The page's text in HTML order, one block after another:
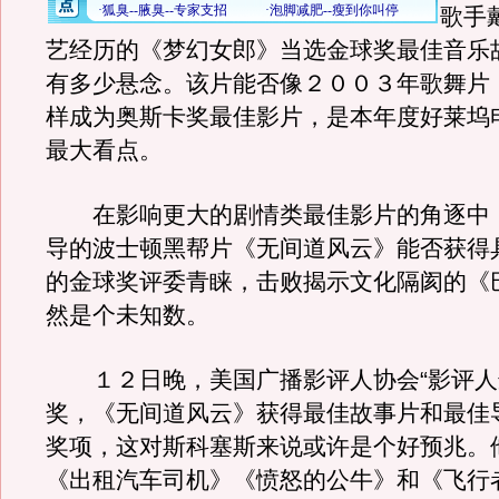
歌手
艺经历的《梦幻女郎》当选金球奖最佳音乐
有多少悬念。该片能否像２００３年歌舞片
样成为奥斯卡奖最佳影片，是本年度好莱坞
最大看点。
在影响更大的剧情类最佳影片的角逐中
导的波士顿黑帮片《无间道风云》能否获得
的金球奖评委青睐，击败揭示文化隔阂的《
然是个未知数。
１２日晚，美国广播影评人协会“影评人
奖，《无间道风云》获得最佳故事片和最佳
奖项，这对斯科塞斯来说或许是个好预兆。
《出租汽车司机》《愤怒的公牛》和《飞